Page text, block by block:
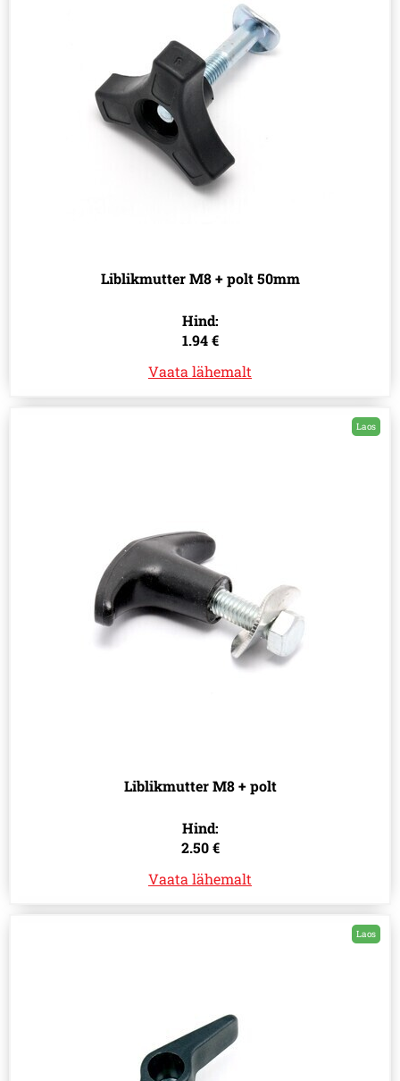
Liblikmutter M8 + polt 50mm
Hind:
1.94 €
Vaata lähemalt
Laos
Liblikmutter M8 + polt
Hind:
2.50 €
Vaata lähemalt
Laos